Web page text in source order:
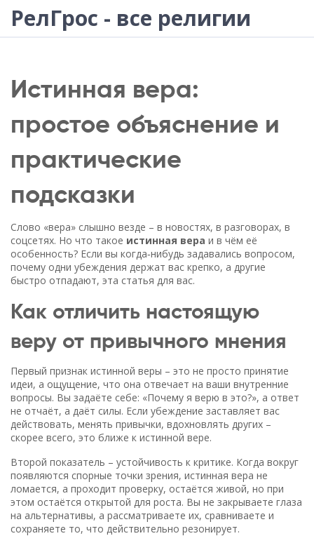
РелГрос - все религии
Истинная вера:
простое объяснение и
практические
подсказки
Слово «вера» слышно везде – в новостях, в разговорах, в
соцсетях. Но что такое истинная вера и в чём её
особенность? Если вы когда‑нибудь задавались вопросом,
почему одни убеждения держат вас крепко, а другие
быстро отпадают, эта статья для вас.
Как отличить настоящую
веру от привычного мнения
Первый признак истинной веры – это не просто принятие
идеи, а ощущение, что она отвечает на ваши внутренние
вопросы. Вы задаёте себе: «Почему я верю в это?», а ответ
не отчаёт, а даёт силы. Если убеждение заставляет вас
действовать, менять привычки, вдохновлять других –
скорее всего, это ближе к истинной вере.
Второй показатель – устойчивость к критике. Когда вокруг
появляются спорные точки зрения, истинная вера не
ломается, а проходит проверку, остаётся живой, но при
этом остаётся открытой для роста. Вы не закрываете глаза
на альтернативы, а рассматриваете их, сравниваете и
сохраняете то, что действительно резонирует.